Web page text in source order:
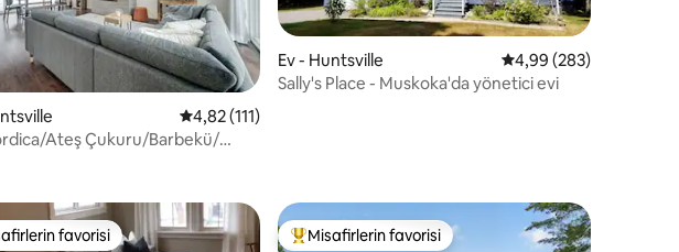
4,88 puan, 213 değerlendirme5 üzerinden ortalama 4,82 puan, 111 değerlendirme
4,82 (111)
Ateş Çukuru/Barbekü/
Ev - Huntsville 5 üzerinden ortalama
4,99 (283)
Sally's Place - Muskoka'da yönetici evi
favorilerinden en beğenilenler arasında
favorisi Misafirlerin favorilerinden en beğenilenler arasında
Misafirlerin favorisi